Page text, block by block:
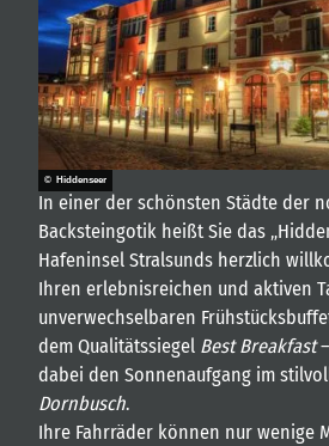
© Hiddenseer
In einer der schönsten Städte der
Backsteingotik heißt Sie das
Hafeninsel Stralsunds herzlich
Ihren erlebnisreichen und aktiven
unverwechselbaren
dem Qualitätssiegel Best Breakfast
dabei den Sonnenaufgang im
Dornbusch.
Ihre Fahrräder können nur wenige